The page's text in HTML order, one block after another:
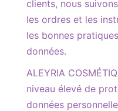
clients, nous
les ordres et les
les bonnes
données.
ALEYRIA
niveau élevé de
données